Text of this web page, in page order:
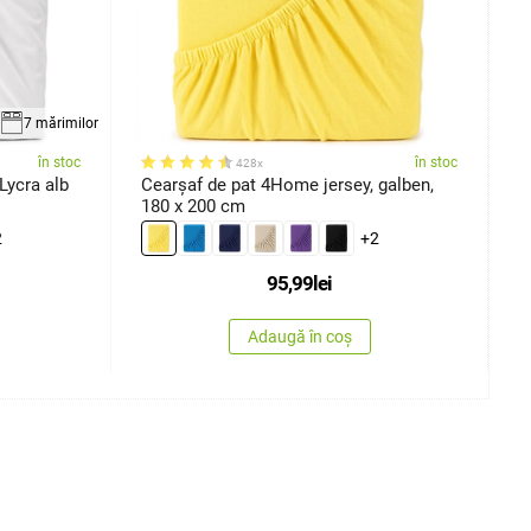
7 mărimilor
în stoc
Cearșaf de pat 4Home jersey Lycra alb
428x în stoc
Cearşaf de pat 4Home jersey, galben,
180 x 200 cm
+2
95,99lei
Adaugă în coș